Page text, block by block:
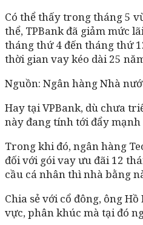
Có thể thấy trong tháng 5
thể, TPBank đã giảm mức
tháng thứ 4 đến tháng thứ
thời gian vay kéo dài 25
Nguồn: Ngân hàng Nhà
Hay tại VPBank, dù chưa
này đang tính tới đẩy
Trong khi đó, ngân hàng
đối với gói vay ưu đãi 12
cầu cá nhân thì nhà bằng
Chia sẻ với cổ đông, ông
vực, phân khúc mà tại đó